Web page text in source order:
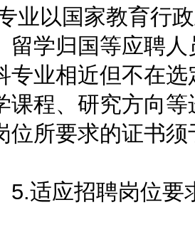
业以国家教育行
留学归国等应聘
专业相近但不在
课程、研究方向
位所要求的证书
应招聘岗位要